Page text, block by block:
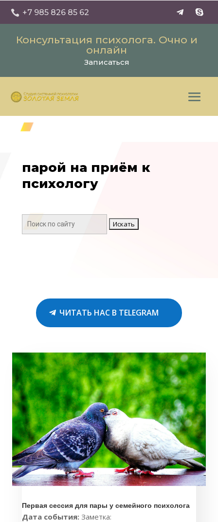
 +7 985 826 85 62
Консультация психолога. Очно и
онлайн
Записаться
парой на приём к
психологу
Поиск:
ЧИТАТЬ НАС В TELEGRAM
Первая сессия для пары у семейного психолога
Дата события: Заметка: